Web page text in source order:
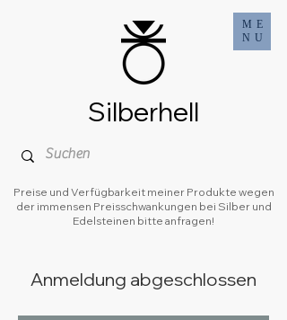
ME
NU
Preise und Verfügbarkeit meiner Produkte wegen
der immensen Preisschwankungen bei Silber und
Edelsteinen bitte anfragen!
Silberhell
Anmeldung abgeschlossen